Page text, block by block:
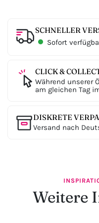
SCHNELLER
Sofort
CLICK &
Während unserer
am gleichen Tag
DISKRETE
Versand nach
Weitere